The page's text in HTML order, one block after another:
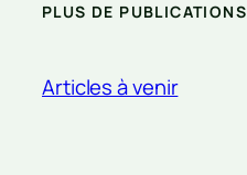
PLUS DE PUBLICATIONS
Articles à venir